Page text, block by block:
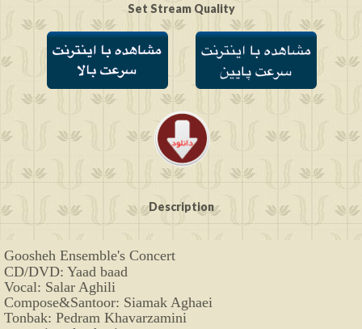
Set Stream Quality
Description
Goosheh Ensemble's Concert
CD/DVD: Yaad baad
Vocal: Salar Aghili
Compose&Santoor: Siamak Aghaei
Tonbak: Pedram Khavarzamini